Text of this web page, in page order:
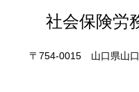
社会保険労
〒754-0015 山口県山